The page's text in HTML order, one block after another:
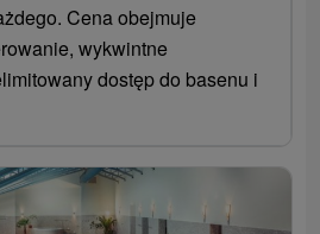
Cena obejmuje
wykwintne
dostęp do basenu i